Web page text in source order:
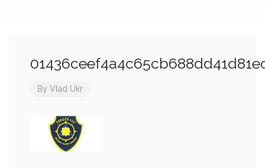
By Vlad Ukr